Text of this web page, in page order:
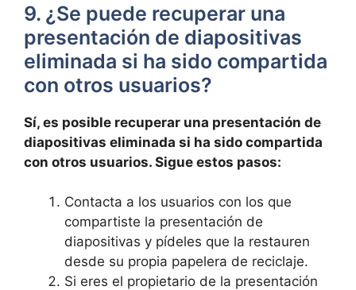
9. ¿Se puede recuperar una
presentación de diapositivas
eliminada ‍si ⁣ha sido compartida
con otros usuarios?
Sí, es posible recuperar una presentación de
diapositivas eliminada⁣ si ha ⁢sido​ compartida
con otros usuarios. Sigue estos pasos:
Contacta a los usuarios con los que
compartiste ⁢la presentación de
diapositivas y pídeles⁣ que ​la restauren​
desde su propia ​papelera de reciclaje.
Si eres el propietario de la presentación